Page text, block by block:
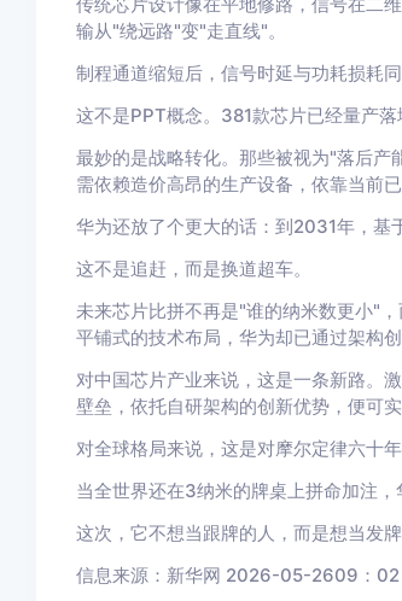
传统芯片设计像在平地修路，信号在二
输从"绕远路"变"走直线"。
制程通道缩短后，信号时延与功耗损耗
这不是PPT概念。381款芯片已经量产
最妙的是战略转化。那些被视为"落后
需依赖造价高昂的生产设备，依靠当前
华为还放了个更大的话：到2031年，基
这不是追赶，而是换道超车。
未来芯片比拼不再是"谁的纳米数更小"
平铺式的技术布局，华为却已通过架构
对中国芯片产业来说，这是一条新路。
壁垒，依托自研架构的创新优势，便可
对全球格局来说，这是对摩尔定律六十年
当全世界还在3纳米的牌桌上拼命加注
这次，它不想当跟牌的人，而是想当发牌
信息来源：新华网 2026-05-2609：02